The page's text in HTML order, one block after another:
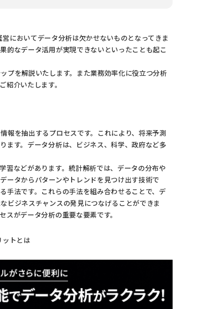
においてデータ分析は欠かせないものとなってきま
的なデータ活用が実現できないといったことも起こ
プを解説いたします。また業務効率化に役立つ分析
紹介いたします。
報を抽出するプロセスです。これにより、将来予測
ます。データ分析は、ビジネス、科学、政府など多
習などがあります。統計解析では、データの分布や
ータからパターンやトレンドを見つけ出す技術で
手法です。これらの手法を組み合わせることで、デ
ビジネスチャンスの発見につなげることができま
がデータ分析の重要な要素です。
ットとは